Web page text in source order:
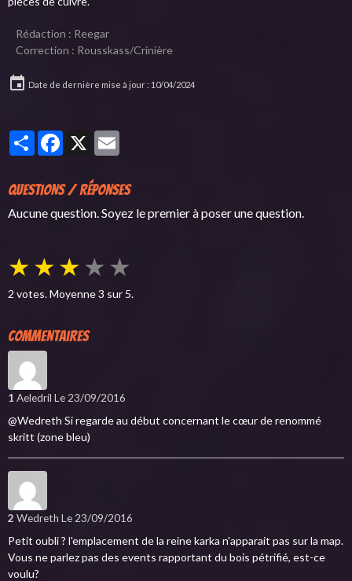
Rédaction : Reegar
Correction : Rousskass/Crinière
Date de dernière mise à jour : 10/04/2024
PartagerFacebook
X
Questions / Réponses
Aucune question. Soyez le premier à poser une question.
★★ ★ ★ ★
2 votes. Moyenne3 sur 5.
Commentaires
1 Aeledril Le 23/09/2016
@Wedreth Si regarde au début concernant le cœur de renommé
skritt (zone bleu)
2 Wedreth Le 23/09/2016
Petit oubli ? l'emplacement de la reine karka n'apparait pas sur la map.
Vous ne parlez pas des events rapportant du bois pétrifié, est-ce
voulu?